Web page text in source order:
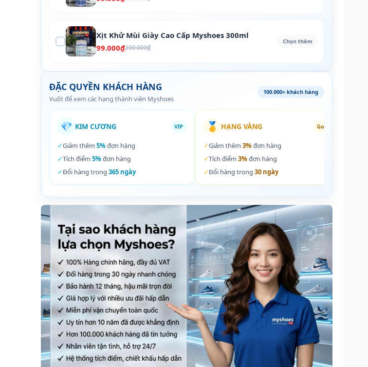
Xịt Khử Mùi Giày Cao Cấp Myshoes 300ml
99.000₫200.000₫
Chọn thêm
ĐẶC QUYỀN KHÁCH HÀNG
Vuốt để xem các hạng thành viên Myshoes
100.000+ khách hàng
💎 KIM CƯƠNG VIP
✓Giảm thêm 5%đơn hàng
✓Tích điểm 5%đơn hàng
✓Đổi hàng trong 365 ngày
🥇 HẠNG VÀNG Gold
✓Giảm thêm 3%đơn hàng
✓Tích điểm 3%đơn hàng
✓Đổi hàng trong 30 ngày